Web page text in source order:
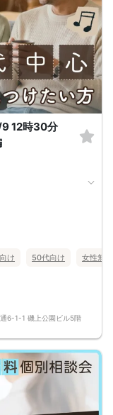
9 12時30分
です。
てみましょう！
致します。
け 50代向け 女性無料
6-1-1 磯上公園ビル5階